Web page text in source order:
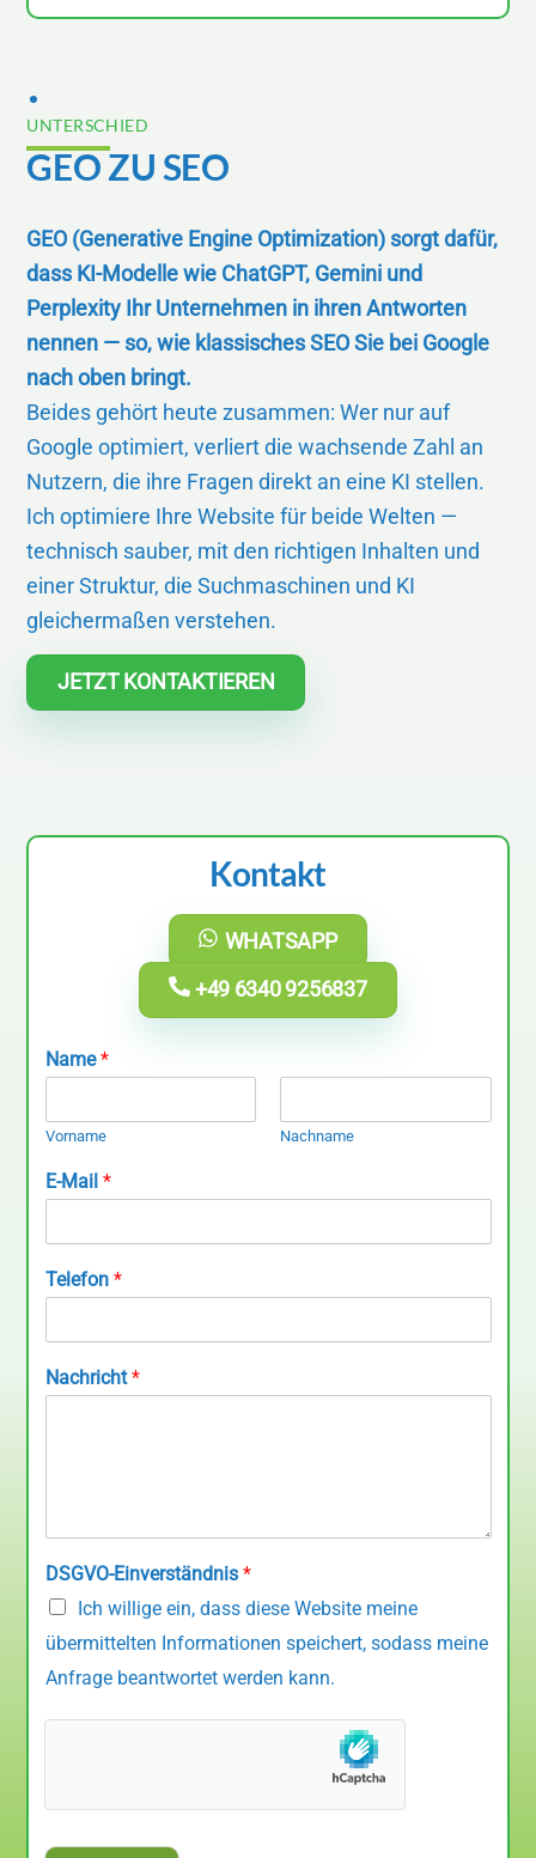
UNTERSCHIED
GEO ZU SEO
GEO (Generative Engine Optimization) sorgt dafür,
dass KI-Modelle wie ChatGPT, Gemini und
Perplexity Ihr Unternehmen in ihren Antworten
nennen — so, wie klassisches SEO Sie bei Google
nach oben bringt.
Beides gehört heute zusammen: Wer nur auf
Google optimiert, verliert die wachsende Zahl an
Nutzern, die ihre Fragen direkt an eine KI stellen.
Ich optimiere Ihre Website für beide Welten —
technisch sauber, mit den richtigen Inhalten und
einer Struktur, die Suchmaschinen und KI
gleichermaßen verstehen.
JETZT KONTAKTIEREN
Kontakt
WHATSAPP
+49 6340 9256837
Name*
Vorname Nachname
E-Mail *
Telefon *
Nachricht*
DSGVO-Einverständnis *
Ich willige ein, dass diese Website meine
übermittelten Informationen speichert, sodass meine
Anfrage beantwortet werden kann.